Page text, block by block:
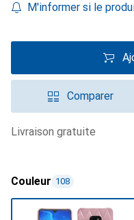
M'informer si le
Comparer
livraison gratuite
Couleur 108